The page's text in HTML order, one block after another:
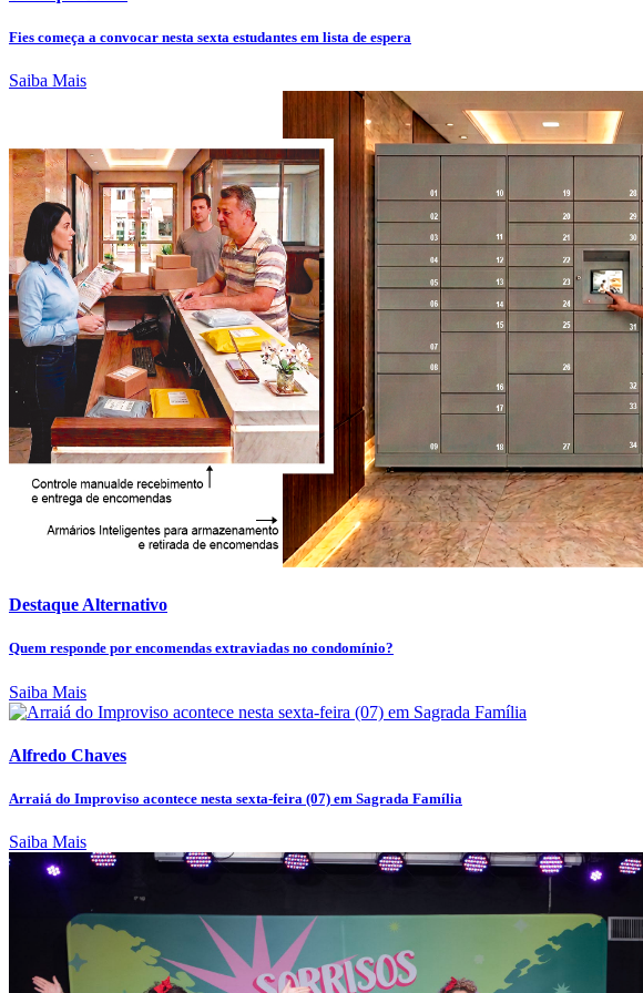
Fies começa a convocar nesta sexta estudantes em lista de espera
Saiba Mais
Destaque Alternativo
Quem responde por encomendas extraviadas no condomínio?
Saiba Mais
Alfredo Chaves
Arraiá do Improviso acontece nesta sexta-feira (07) em Sagrada Família
Saiba Mais